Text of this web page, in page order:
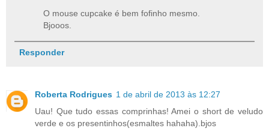
O mouse cupcake é bem fofinho mesmo.
Bjooos.
Responder
Roberta Rodrigues 1 de abril de 2013 às 12:27
Uau! Que tudo essas comprinhas! Amei o short de veludo
verde e os presentinhos(esmaltes hahaha).bjos